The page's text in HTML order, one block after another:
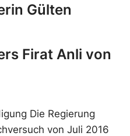
Gülten
Firat Anli von
Die Regierung
von Juli 2016